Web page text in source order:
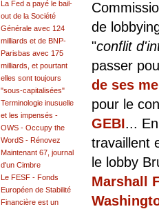
de
"conflit
passer
de ses
pour le
GEBI...
travaillent
le lobby
Marshall
La Fed a payé le bail-
out de la Société
Générale avec 124
milliards et de BNP-
Parisbas avec 175
milliards, et pourtant
elles sont toujours
"sous-capitalisées"
Terminologie inusuelle
et les impensés -
OWS - Occupy the
WordS - Rénovez
Maintenant 67, journal
d'un Cimbre
Le FESF - Fonds
Européen de Stabilité
Financière est un